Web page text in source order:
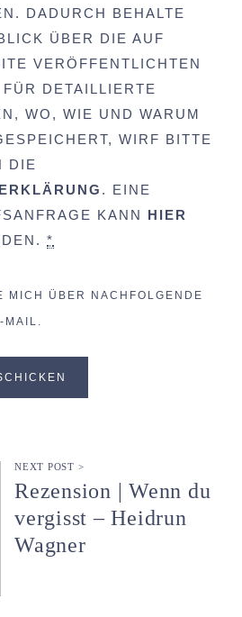
DADURCH BEHALTE
ÜBER DIE AUF
VERÖFFENTLICHTEN
DETAILLIERTE
WO, WIE UND WARUM
WIRF BITTE
DIE
. EINE
KANN HIER
*
MICH ÜBER NACHFOLGENDE
NEXT POST >
Rezension | Wenn du
vergisst – Heidrun
Wagner